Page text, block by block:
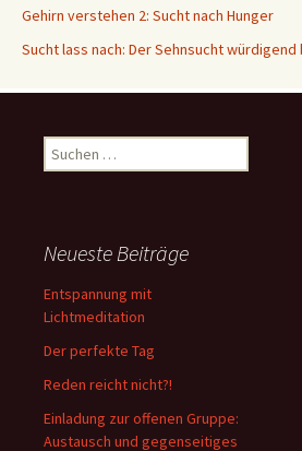
Gehirn verstehen 2: Sucht nach Hunger
Sucht lass nach: Der Sehnsucht
Suche
nach:
Neueste Beiträge
Entspannung mit
Lichtmeditation
Der perfekte Tag
Reden reicht nicht?!
Einladung zur offenen Gruppe:
Austausch und gegenseitiges